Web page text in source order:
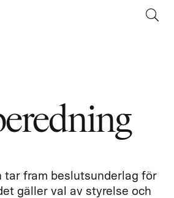
tar fram beslutsunderlag för
gäller val av styrelse och